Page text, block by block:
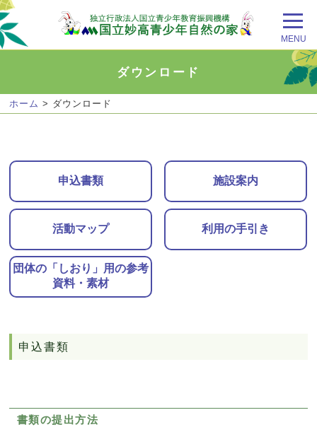
MENU
ダウンロード
ホーム > ダウンロード
申込書類 施設案内
活動マップ 利用の手引き
団体の「しおり」用の参考
資料・素材
申込書類
書類の提出方法